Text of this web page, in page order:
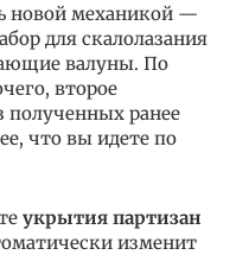
новой механикой —
для скалолазания
валуны. По
второе
полученных ранее
что вы идете по
укрытия партизан
изменит